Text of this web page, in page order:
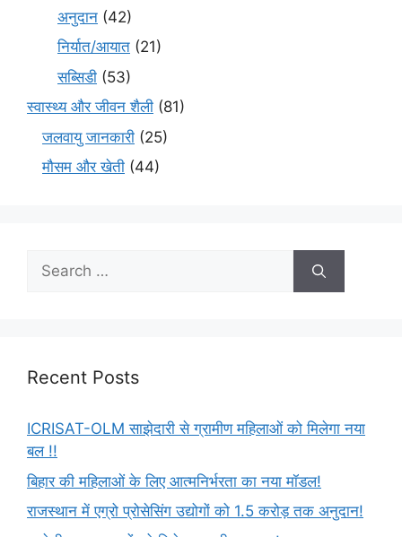
अनुदान (42)
निर्यात/आयात (21)
सब्सिडी (53)
स्वास्थ्य और जीवन शैली (81)
जलवायु जानकारी (25)
मौसम और खेती (44)
Recent Posts
ICRISAT-OLM साझेदारी से ग्रामीण महिलाओं को मिलेगा नया
बल !!
बिहार की महिलाओं के लिए आत्मनिर्भरता का नया मॉडल!
राजस्थान में एग्रो प्रोसेसिंग उद्योगों को 1.5 करोड़ तक अनुदान!